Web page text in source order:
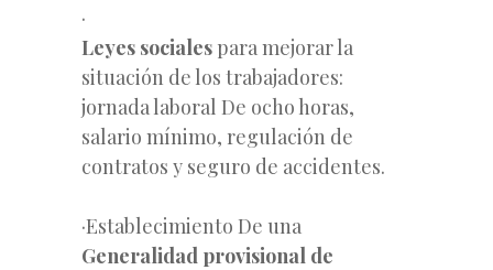
·
Leyes sociales para mejorar la
situación de los trabajadores:
jornada laboral De ocho horas,
salario mínimo, regulación de
contratos y seguro de accidentes.
·Establecimiento De una
Generalidad provisional de